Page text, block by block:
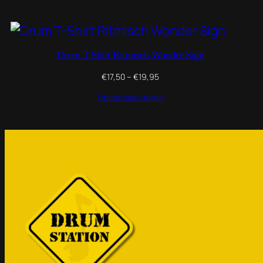
Drum T-Shirt Ritmisch Wonder Sign
€17,50– €19,95Prijsklasse:
tot
Opties selecteren